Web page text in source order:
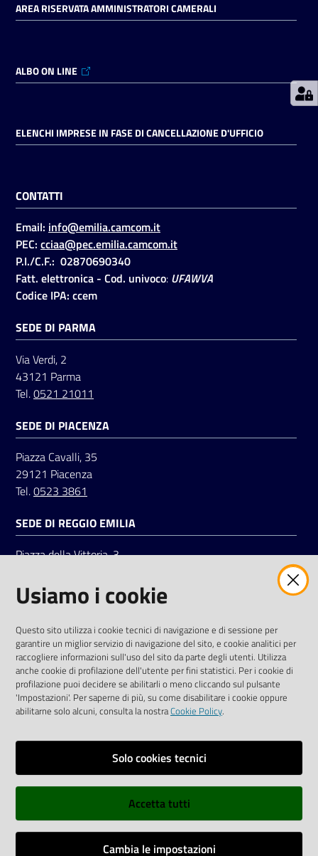
on line
Accedi
Seguici
su
AREA RISERVATA AMMINISTRATORI CAMERALI
ALBO ON LINE
ELENCHI IMPRESE IN FASE DI CANCELLAZIONE D'UFFICIO
CONTATTI
Email: info@emilia.camcom.it
PEC: cciaa@pec.emilia.camcom.it
P.I./C.F.: 02870690340
Fatt. elettronica - Cod. univoco: UFAWVA
Codice IPA: ccem
SEDE DI PARMA
Via Verdi, 2
43121 Parma
Tel.0521 21011
SEDE DI PIACENZA
Piazza Cavalli, 35
29121 Piacenza
Tel.0523 3861
SEDE DI REGGIO EMILIA
Piazza della Vittoria, 3
Tel.0522 7961
LinkedinFacebookInstagram
Informative e liberatorie privacy
Dichiarazione di accessibilità
Usiamo i cookie
Questo sito utilizza i cookie tecnici di navigazione e di sessione per
garantire un miglior servizio di navigazione del sito, e cookie analitici per
raccogliere informazioni sull'uso del sito da parte degli utenti. Utilizza
anche cookie di profilazione dell'utente per fini statistici. Per i cookie di
profilazione puoi decidere se abilitarli o meno cliccando sul pulsante
'Impostazioni'. Per saperne di più, su come disabilitare i cookie oppure
abilitarne solo alcuni, consulta la nostraCookie Policy.
Solo cookies tecnici
Accetta tutti
Cambia le impostazioni